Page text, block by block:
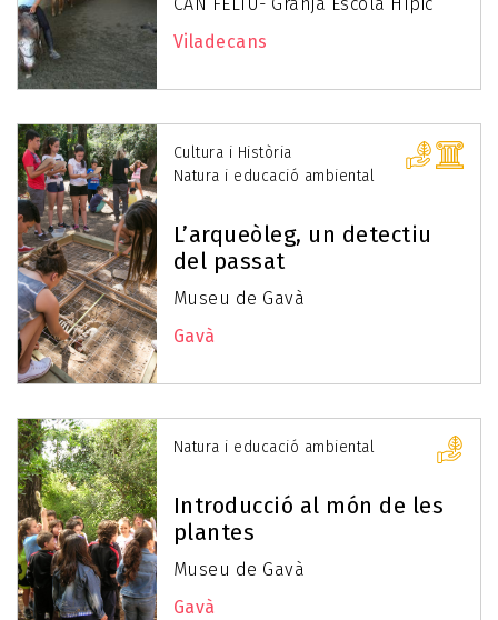
Viladecans
Cultura i Història
Natura i educació ambiental
L’arqueòleg, un detectiu
del passat
Museu de Gavà
Gavà
Natura i educació ambiental
Introducció al món de les
plantes
Museu de Gavà
Gavà